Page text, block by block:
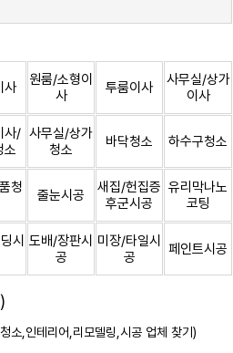
사
원룸/소형이
사
투룸이사
사무실/상가
이사
사/
소
사무실/상가
청소
바닥청소 하수구청소
청
줄눈시공
새집/헌집증
후군시공
유리막나노
코팅
시 도배/장판시
공
미장/타일시
공
페인트시공
청소 ,인테리어,리모델링,시공 업체 찾기)